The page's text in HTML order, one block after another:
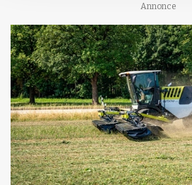
Annonce